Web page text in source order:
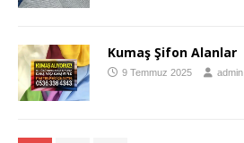
Kumaş Şifon Alanlar
9 Temmuz 2025 admin